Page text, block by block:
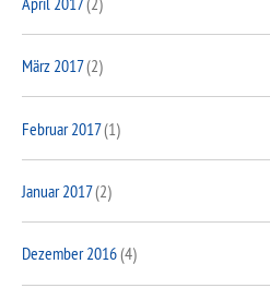
März 2017(2)
Februar 2017(1)
Januar 2017(2)
Dezember 2016(4)